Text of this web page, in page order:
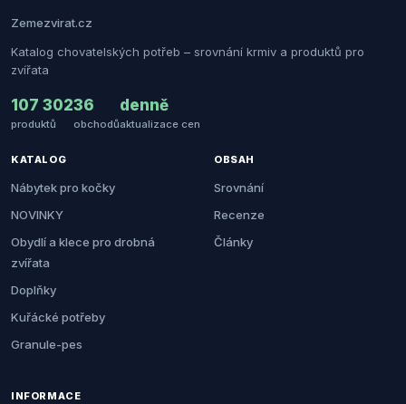
Zemezvirat.cz
Katalog chovatelských potřeb – srovnání krmiv a produktů pro
zvířata
107 302
produktů
36
obchodů
denně
aktualizace cen
KATALOG
Nábytek pro kočky
NOVINKY
Obydlí a klece pro drobná
zvířata
Doplňky
Kuřácké potřeby
Granule-pes
OBSAH
Srovnání
Recenze
Články
INFORMACE